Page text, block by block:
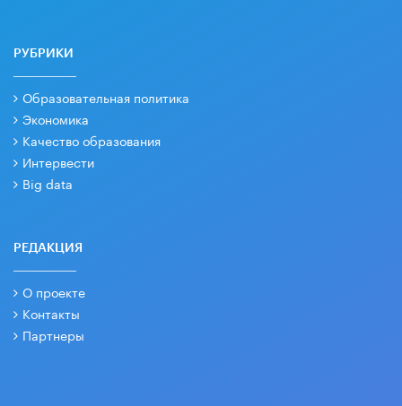
РУБРИКИ
Образовательная политика
Экономика
Качество образования
Интервести
Big data
РЕДАКЦИЯ
О проекте
Контакты
Партнеры